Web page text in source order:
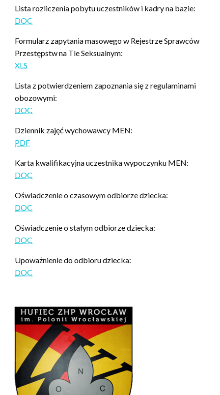
Lista rozliczenia pobytu uczestników i kadry na bazie:
DOC
Formularz zapytania masowego w Rejestrze Sprawców
Przestępstw na Tle Seksualnym:
XLS
Lista z potwierdzeniem zapoznania się z regulaminami
obozowymi:
DOC
Dziennik zajęć wychowawcy MEN:
PDF
Karta kwalifikacyjna uczestnika wypoczynku MEN:
DOC
Oświadczenie o czasowym odbiorze dziecka:
DOC
Oświadczenie o stałym odbiorze dziecka:
DOC
Upoważnienie do odbioru dziecka:
DOC